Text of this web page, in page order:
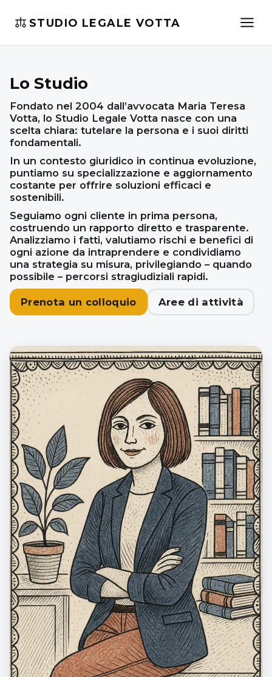
STUDIO LEGALE VOTTA
Lo Studio
Fondato nel 2004 dall’avvocata Maria Teresa
Votta, lo Studio Legale Votta nasce con una
scelta chiara: tutelare la persona e i suoi diritti
fondamentali.
In un contesto giuridico in continua evoluzione,
puntiamo su specializzazione e aggiornamento
costante per offrire soluzioni efficaci e
sostenibili.
Seguiamo ogni cliente in prima persona,
costruendo un rapporto diretto e trasparente.
Analizziamo i fatti, valutiamo rischi e benefici di
ogni azione da intraprendere e condividiamo
una strategia su misura, privilegiando – quando
possibile – percorsi stragiudiziali rapidi.
Prenota un colloquio Aree di attività